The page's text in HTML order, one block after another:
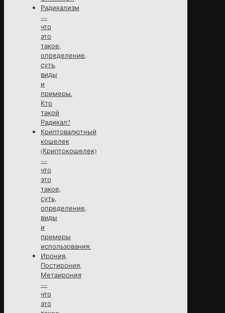
Радикализм
—
что
это
такое,
определение,
суть,
виды
и
примеры.
Кто
такой
Радикал?
Криптовалютный
кошелек
(Криптокошелек)
—
что
это
такое,
суть,
определение,
виды
и
примеры
использования.
Ирония,
Постирония,
Метаирония
—
что
это